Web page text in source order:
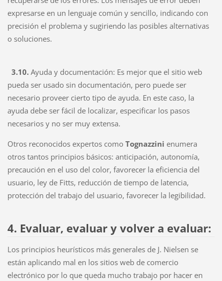
expresarse en un lenguaje común y sencillo, indicando con
precisión el problema y sugiriendo las posibles alternativas
o soluciones.
3.10.Ayuda y documentación: Es mejor que el sitio web
pueda ser usado sin documentación, pero puede ser
necesario proveer cierto tipo de ayuda. En este caso, la
ayuda debe ser fácil de localizar, especificar los pasos
necesarios y no ser muy extensa.
Otros reconocidos expertos como Tognazzini enumera
otros tantos principios básicos: anticipación, autonomía,
precaución en el uso del color, favorecer la eficiencia del
usuario, ley de Fitts, reducción de tiempo de latencia,
protección del trabajo del usuario, favorecer la legibilidad.
4. Evaluar, evaluar y volver a evaluar:
Los principios heurísticos más generales de J. Nielsen se
están aplicando mal en los sitios web de comercio
electrónico por lo que queda mucho trabajo por hacer en